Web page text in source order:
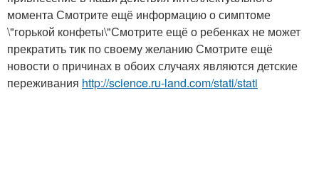
момента Смотрите ещё информацию о симптоме
\"горькой конфеты\"Смотрите ещё о ребенках не может
прекратить тик по своему желанию Смотрите ещё
новости о причинах в обоих случаях являются детские
переживания http://science.ru-land.com/stati/stati